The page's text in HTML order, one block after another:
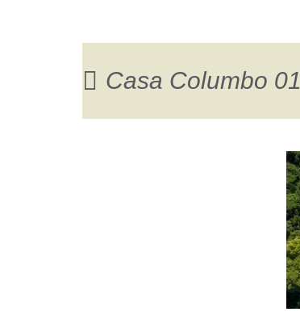
Casa Columbo 01